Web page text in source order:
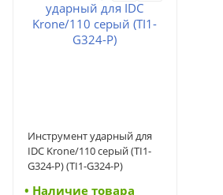
Инструмент ударный для
IDC Krone/110 серый (TI1-
G324-P) (TI1-G324-P)
• Наличие товара